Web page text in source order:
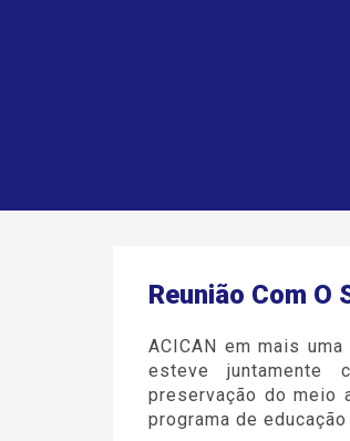
Reunião Com O
ACICAN em mais
esteve juntamente
preservação do meio
programa de